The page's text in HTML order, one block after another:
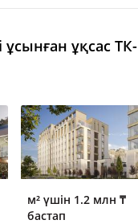
ұсынған ұқсас ТК-
м² үшін 1.2 млн ₸
бастап